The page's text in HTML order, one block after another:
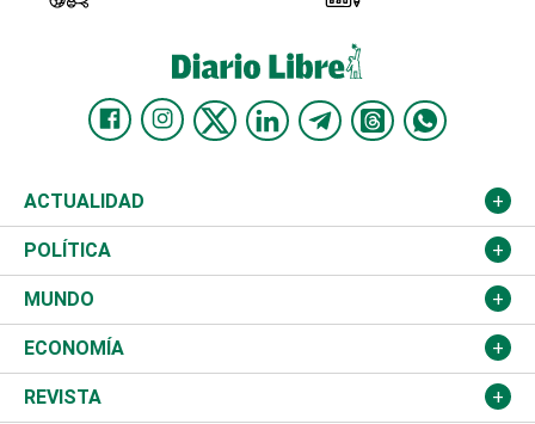
ACTUALIDAD
Nacional
Ciudad
Educación
Salud
POLÍTICA
Partidos
JCE
TSE
MUNDO
Estados Unidos
América Latina
ECONOMÍA
Finanzas
REVISTA